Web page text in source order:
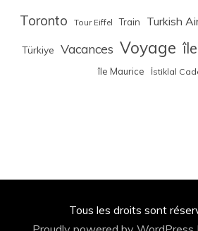
Toronto Tour Eiffel Train Turkish
Türkiye Vacances Voyage
île Maurice İstiklal
Tous les droits sont